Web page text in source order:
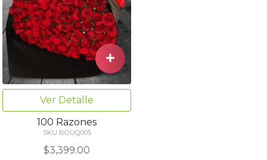
Ver Detalle
100 Razones
SKU BOUQ005
$3,399.00